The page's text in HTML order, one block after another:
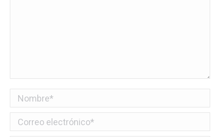
Nombre *
Correo electrónico *